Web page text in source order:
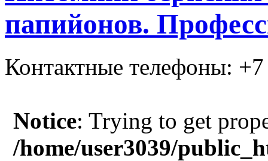
папийонов.
Контактные телефоны:
Notice: Trying to get
/home/user3039/